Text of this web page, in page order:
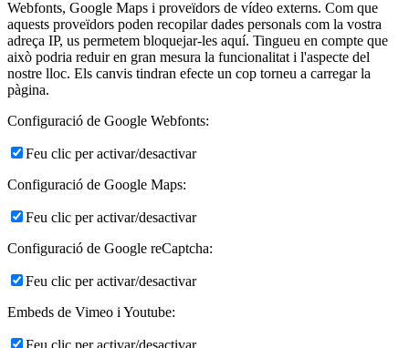
Webfonts, Google Maps i proveïdors de vídeo externs. Com que
aquests proveïdors poden recopilar dades personals com la vostra
adreça IP, us permetem bloquejar-les aquí. Tingueu en compte que
això podria reduir en gran mesura la funcionalitat i l'aspecte del
nostre lloc. Els canvis tindran efecte un cop torneu a carregar la
pàgina.
Configuració de Google Webfonts:
Feu clic per activar/desactivar
Configuració de Google Maps:
Feu clic per activar/desactivar
Configuració de Google reCaptcha:
Feu clic per activar/desactivar
Embeds de Vimeo i Youtube: